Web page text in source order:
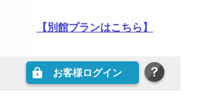
【別館プランはこちら】
お客様ログイン